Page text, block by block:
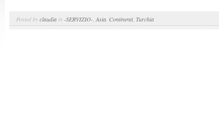
Posted byclaudia in -SERVIZIO- Asia Continenti, Turchia